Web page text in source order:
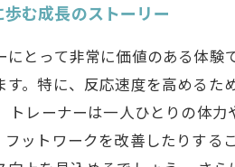
む成長のストーリー
とって非常に価値のある体
。特に、反応速度を高める
トレーナーは一人ひとりの体
ットワークを改善したりす